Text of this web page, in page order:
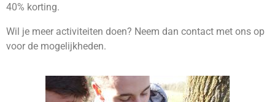
40% korting.
Wil je meer activiteiten doen? Neem dan contact met ons op
voor de mogelijkheden.